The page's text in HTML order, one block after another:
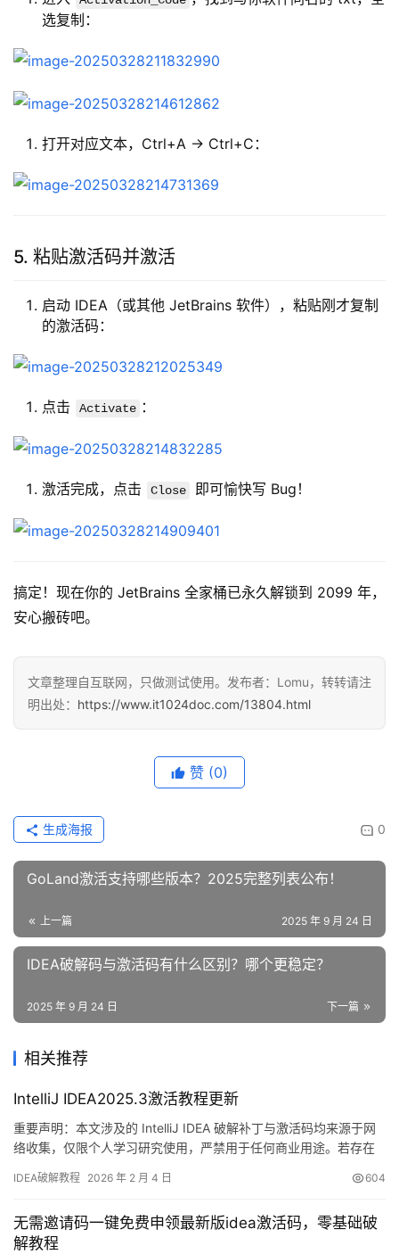
选复制：
打开对应文本，Ctrl+A → Ctrl+C：
5. 粘贴激活码并激活
启动 IDEA（或其他 JetBrains 软件），粘贴刚才复制
的激活码：
点击 Activate ：
激活完成，点击 Close 即可愉快写 Bug！
搞定！现在你的 JetBrains 全家桶已永久解锁到 2099 年，
安心搬砖吧。
文章整理自互联网，只做测试使用。发布者：Lomu，转转请注
明出处： https://www.it1024doc.com/13804.html
赞 (0)
0
生成海报
GoLand激活支持哪些版本？2025完整列表公布！
上一篇 2025 年 9 月 24 日
IDEA破解码与激活码有什么区别？哪个更稳定？
下一篇
2025 年 9 月 24 日
相关推荐
IntelliJ IDEA2025.3激活教程更新
重要声明：本文涉及的 IntelliJ IDEA 破解补丁与激活码均来源于网
络收集，仅限个人学习研究使用，严禁用于任何商业用途。若存在
持官方正版！ 话不多说，先来看破解成果——下图是 IDEA
得手动破解比较繁琐，也可以考虑购…
IDEA破解教程 2026 年 2 月 4 日 604
无需邀请码一键免费申领最新版idea激活码，零基础破
解教程